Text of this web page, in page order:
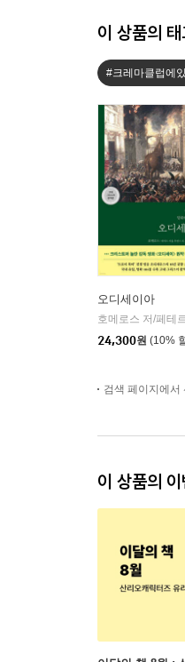
이 상품의
#크레마클럽에
오디세이아
24,300원 (10%
검색 페이지에서
이 상품의